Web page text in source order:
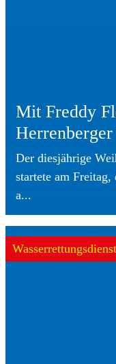
Mit Freddy
Der diesjährige
startete am Freitag,
a...
Wasserrettungsdienst